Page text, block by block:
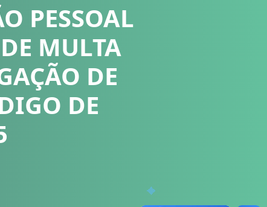
PESSOAL
MULTA
DE
DE